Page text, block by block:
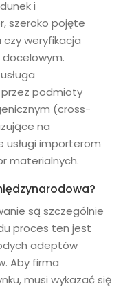
i
szeroko pojęte
weryfikacja
docelowym.
podmioty
(cross-
na
usługi importerom
materialnych.
są szczególnie
proces ten jest
adeptów
Aby firma
musi wykazać się